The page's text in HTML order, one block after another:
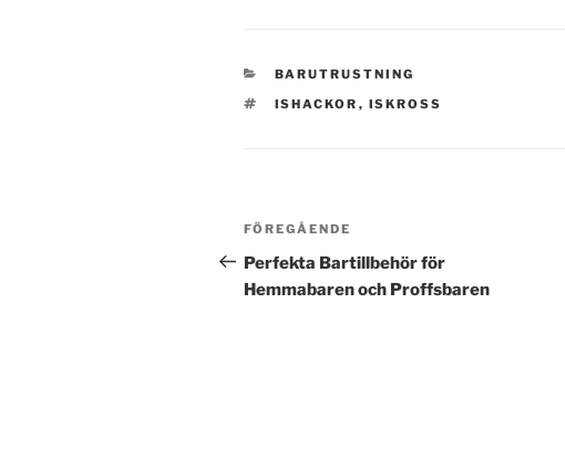
KATEGORIER
BARUTRUSTNING
TAGGAR
ISHACKOR , ISKROSS
Inläggsnavigering
Föregående
inlägg
FÖREGÅENDE
Perfekta Bartillbehör för
Hemmabaren och Proffsbaren